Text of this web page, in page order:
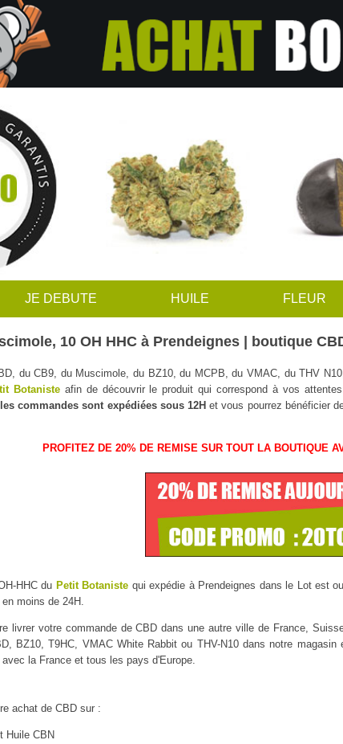
JE DEBUTE HUILE FLEUR
10 OH HHC à Prendeignes | boutique
du CB9, du Muscimole, du BZ10, du MCPB, du VMAC, du THV
Botanisteafin de découvrir le produit qui correspond à vos
commandes sont expédiées sous 12Het vous pourrez bénéficier
PROFITEZ DE 20% DE REMISE SUR TOUT LA BOUTIQUE
HHC du Petit Botaniste qui expédie à Prendeignes dans le Lot est
moins de 24H.
livrer votre commande de CBD dans une autre ville de France,
BZ10, T9HC, VMAC White Rabbit ou THV-N10 dans notre
la France et tous les pays d'Europe.
achat de CBD sur :
Huile CBN